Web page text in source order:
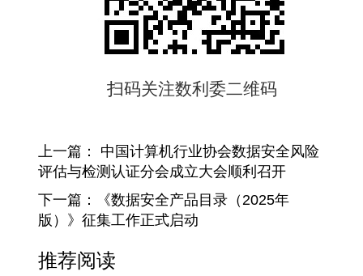
扫码关注数利委二维码
上一篇：
中国计算机行业协会数据安全风险
评估与检测认证分会成立大会顺利召开
下一篇：
《数据安全产品目录（2025年
版）》征集工作正式启动
推荐阅读